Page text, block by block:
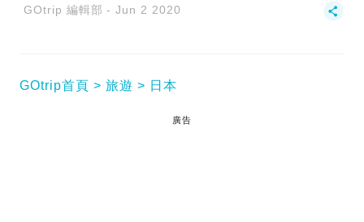
GOtrip 編輯部 Jun 2 2020
GOtrip首頁 旅遊 日本
廣告